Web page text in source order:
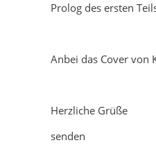
Prolog des ersten
Anbei das Cover von
Herzliche Grüße
senden